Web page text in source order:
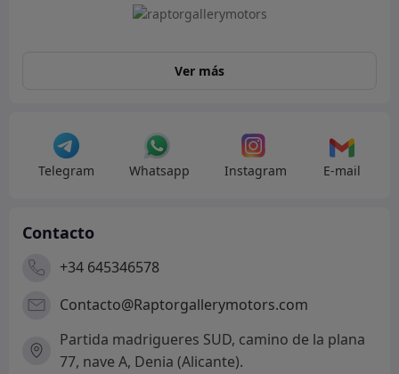
Ver más
Telegram Whatsapp Instagram E-mail
Contacto
+34 645346578
Contacto@Raptorgallerymotors.com
Partida madrigueres SUD, camino de la plana
77, nave A, Denia (Alicante).